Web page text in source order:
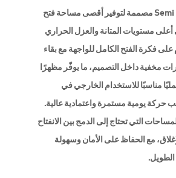
واجهة فولدينج Semi Frame مصممة لتوفير أقصى مساحة فتح
مستويات المتانة والعزل الحراري
على فكرة الفتح الكامل للواجهة مع بقاء
مخفية داخل التصميم، ما يوفّر مظهرًا
مناسبًا للاستخدام الخارجي في
حركة يومية مستمرة واعتمادية عالية.
التي تحتاج إلى الدمج بين الانفتاح
مع الحفاظ على الأمان وسهولة
الطويل.